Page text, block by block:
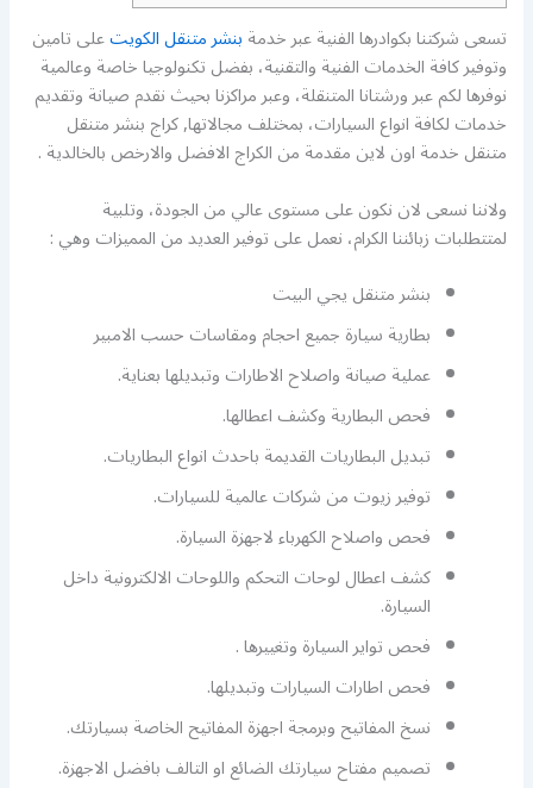
تسعى شركتنا بكوادرها الفنية عبر خدمةبنشر متنقل الكويتعلى تامين
وتوفير كافة الخدمات الفنية والتقنية، بفضل تكنولوجيا خاصة وعالمية
نوفرها لكم عبر ورشتانا المتنقلة، وعبر مراكزنا بحيث نقدم صيانة وتقديم
خدمات لكافة انواع السيارات، بمختلف مجالاتها, كراج بنشر متنقل
متنقل خدمة اون لاين مقدمة من الكراج الافضل والارخص بالخالدية .
ولاننا نسعى لان نكون على مستوى عالي من الجودة، وتلبية
لمتتطلبات زبائننا الكرام، نعمل على توفير العديد من المميزات وهي :
بنشر متنقل يجي البيت
بطارية سيارة جميع احجام ومقاسات حسب الامبير
عملية صيانة واصلاح الاطارات وتبديلها بعناية.
فحص البطارية وكشف اعطالها.
تبديل البطاريات القديمة باحدث انواع البطاريات.
توفير زيوت من شركات عالمية للسيارات.
فحص واصلاح الكهرباء لاجهزة السيارة.
كشف اعطال لوحات التحكم واللوحات الالكترونية داخل
السيارة.
فحص تواير السيارة وتغييرها .
فحص اطارات السيارات وتبديلها.
نسخ المفاتيح وبرمجة اجهزة المفاتيح الخاصة بسيارتك.
تصميم مفتاح سيارتك الضائع او التالف بافضل الاجهزة.